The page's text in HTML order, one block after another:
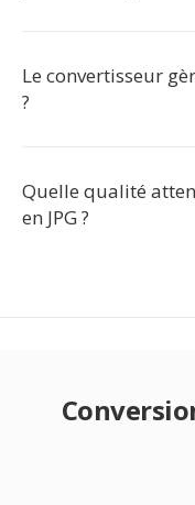
Le convertisseur
?
Quelle qualité
en JPG ?